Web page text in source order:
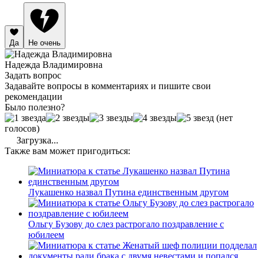
Да Не очень
Надежда Владимировна
Задать вопрос
Задавайте вопросы в комментариях и пишите свои
рекомендации
Было полезно?
(нет
голосов)
Загрузка...
Также вам может пригодиться:
Лукашенко назвал Путина единственным другом
Ольгу Бузову до слез растрогало поздравление с
юбилеем